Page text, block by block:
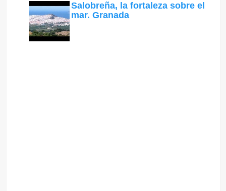
Salobreña, la fortaleza sobre el
mar. Granada